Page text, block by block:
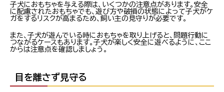
子犬におもちゃを与える際は、いくつかの注意点があります。安全
に配慮されたおもちゃでも、遊び方や破損の状態によって子犬がケ
ガをするリスクが高まるため、飼い主の見守りが必要です。
また、子犬が遊んでいる時におもちゃを取り上げると、問題行動に
つながるケースもあります。子犬が楽しく安全に遊べるように、ここ
からは注意点を確認しましょう。
目を離さず見守る